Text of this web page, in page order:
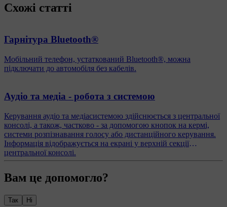
Схожі статті
Гарнітура Bluetooth®
Мобільний телефон, устаткований Bluetooth®, можна
підключати до автомобіля без кабелів.
Аудіо та медіа - робота з системою
Керування аудіо та медіасистемою здійснюється з центральної
консолі, а також, частково - за допомогою кнопок на кермі,
системи розпізнавання голосу або дистанційного керування.
Інформація відображується на екрані у верхній секції
центральної консолі.
Вам це допомогло?
Так Ні